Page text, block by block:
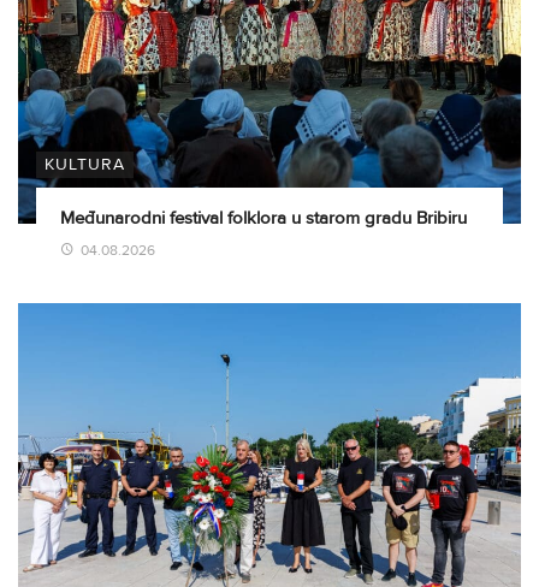
KULTURA
Međunarodni festival folklora u starom gradu Bribiru
04.08.2026